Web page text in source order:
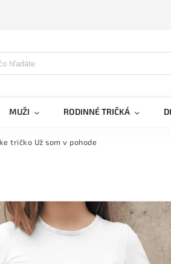
MUŽI RODINNÉ TRIČKÁ
tričko Už som v pohode